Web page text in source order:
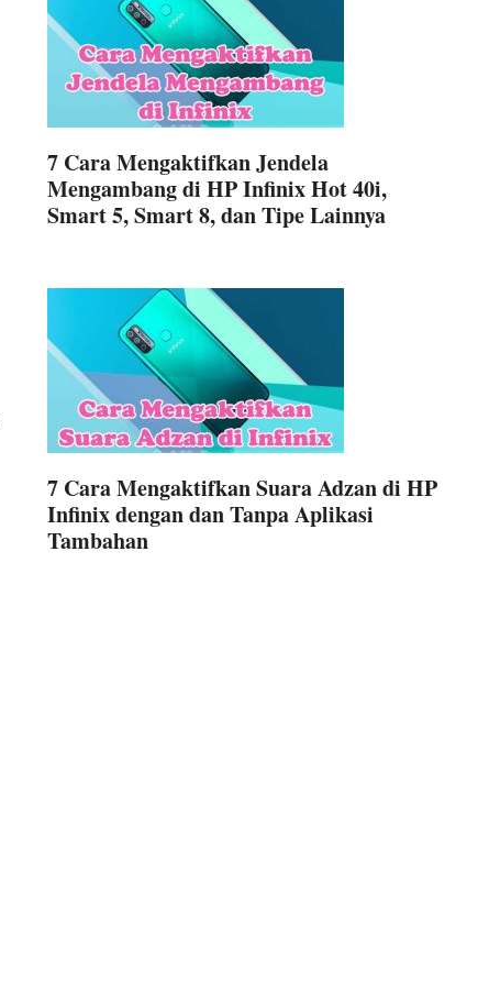
7 Cara Mengaktifkan Jendela
Mengambang di HP Infinix Hot 40i,
Smart 5, Smart 8, dan Tipe Lainnya
7 Cara Mengaktifkan Suara Adzan di HP
Infinix dengan dan Tanpa Aplikasi
Tambahan